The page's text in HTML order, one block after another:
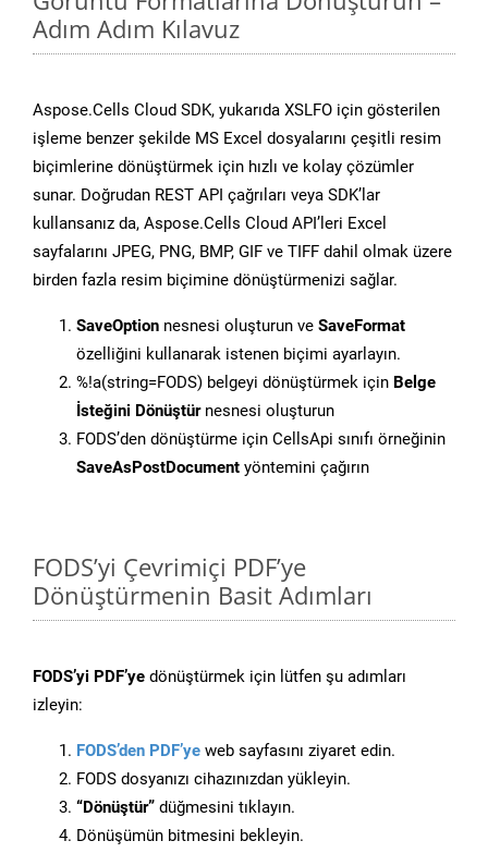
Adım Adım Kılavuz
Aspose.Cells Cloud SDK, yukarıda XSLFO için gösterilen
işleme benzer şekilde MS Excel dosyalarını çeşitli resim
biçimlerine dönüştürmek için hızlı ve kolay çözümler
sunar. Doğrudan REST API çağrıları veya SDK’lar
kullansanız da, Aspose.Cells Cloud API’leri Excel
sayfalarını JPEG, PNG, BMP, GIF ve TIFF dahil olmak üzere
birden fazla resim biçimine dönüştürmenizi sağlar.
SaveOption nesnesi oluşturun ve SaveFormat
özelliğini kullanarak istenen biçimi ayarlayın.
%!a(string=FODS) belgeyi dönüştürmek için Belge
İsteğini Dönüştürnesnesi oluşturun
FODS’den dönüştürme için CellsApi sınıfı örneğinin
SaveAsPostDocument yöntemini çağırın
FODS’yi Çevrimiçi PDF’ye
Dönüştürmenin Basit Adımları
FODS’yi PDF’ye dönüştürmek için lütfen şu adımları
izleyin:
FODS’den PDF’ye web sayfasını ziyaret edin.
FODS dosyanızı cihazınızdan yükleyin.
“Dönüştür” düğmesini tıklayın.
Dönüşümün bitmesini bekleyin.